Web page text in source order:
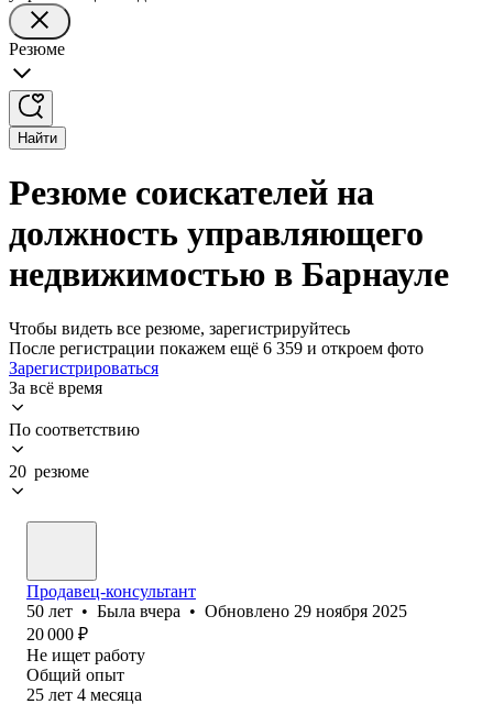
Резюме
Найти
Резюме соискателей на
должность управляющего
недвижимостью в Барнауле
Чтобы видеть все резюме, зарегистрируйтесь
После регистрации покажем ещё 6 359 и откроем фото
Зарегистрироваться
За всё время
По соответствию
20 резюме
Продавец-консультант
50 лет • Была вчера • Обновлено 29 ноября 2025
20 000 ₽
Не ищет работу
Общий опыт
25 лет 4 месяца